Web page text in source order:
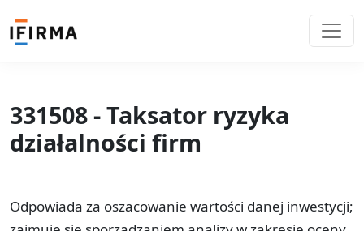
331508 - Taksator ryzyka
działalności firm
Odpowiada za oszacowanie wartości danej inwestycji;